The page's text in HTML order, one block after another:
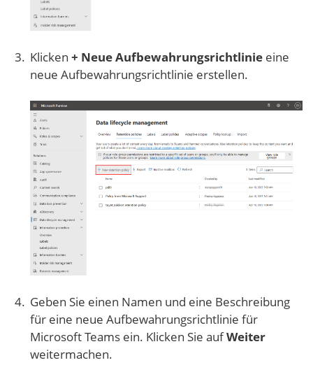
Klicken + Neue Aufbewahrungsrichtlinie eine
neue Aufbewahrungsrichtlinie erstellen.
Geben Sie einen Namen und eine Beschreibung
für eine neue Aufbewahrungsrichtlinie für
Microsoft Teams ein. Klicken Sie aufWeiter
weitermachen.